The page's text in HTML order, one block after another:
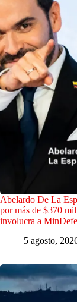
Abelardo De La
por más de $370
involucra a
5 agosto,